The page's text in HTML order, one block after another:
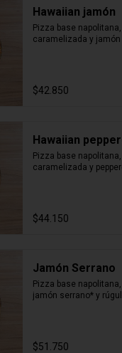
Hawaiian jamón
Pizza base
caramelizada y jamón
$42.850
Hawaiian
Pizza base
caramelizada y
$44.150
Jamón Serrano
Pizza base
jamón serrano* y
$51.750